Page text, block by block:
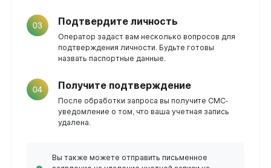
03 Подтвердите личность
Оператор задаст вам несколько вопросов для
подтверждения личности. Будьте готовы
назвать паспортные данные.
04 Получите подтверждение
После обработки запроса вы получите СМС-
уведомление о том, что ваша учетная запись
удалена.
Вы также можете отправить письменное